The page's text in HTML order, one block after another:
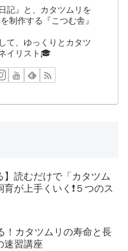
記』と、カタツムリを
制作する『こつむ舎』
て、ゆっくりとカタツ
イリスト🎓
】読むだけで「カタツム
育が上手くいく❗️５つのス
！カタツムリの寿命と長
速習講座